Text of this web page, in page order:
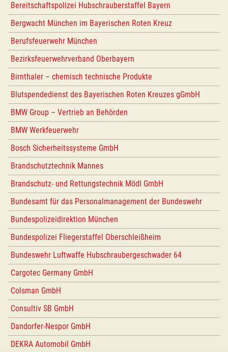
Bereitschaftspolizei Hubschrauberstaffel Bayern
Bergwacht München im Bayerischen Roten Kreuz
Berufsfeuerwehr München
Bezirksfeuerwehrverband Oberbayern
Birnthaler – chemisch technische Produkte
Blutspendedienst des Bayerischen Roten Kreuzes gGmbH
BMW Group – Vertrieb an Behörden
BMW Werkfeuerwehr
Bosch Sicherheitssysteme GmbH
Brandschutztechnik Mannes
Brandschutz- und Rettungstechnik Mödl GmbH
Bundesamt für das Personalmanagement der Bundeswehr
Bundespolizeidirektion München
Bundespolizei Fliegerstaffel Oberschleißheim
Bundeswehr Luftwaffe Hubschraubergeschwader 64
Cargotec Germany GmbH
Colsman GmbH
Consultiv SB GmbH
Dandorfer-Nespor GmbH
DEKRA Automobil GmbH